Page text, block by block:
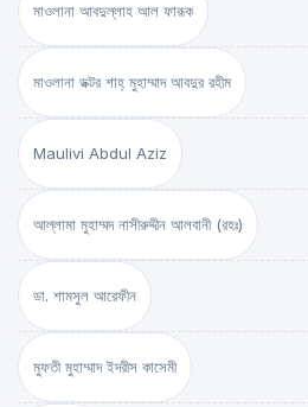
মাওলানা আবদুল্লাহ আল ফারূক
মাওলানা ডক্টর শাহ্‌ মুহাম্মাদ আবদুর রহীম
Maulivi Abdul Aziz
আল্লামা মুহাম্মদ নাসীরুদ্দীন আলবানী (রহঃ)
ডা. শামসুল আরেফীন
মুফতী মুহাম্মাদ ইদরীস কাসেমী